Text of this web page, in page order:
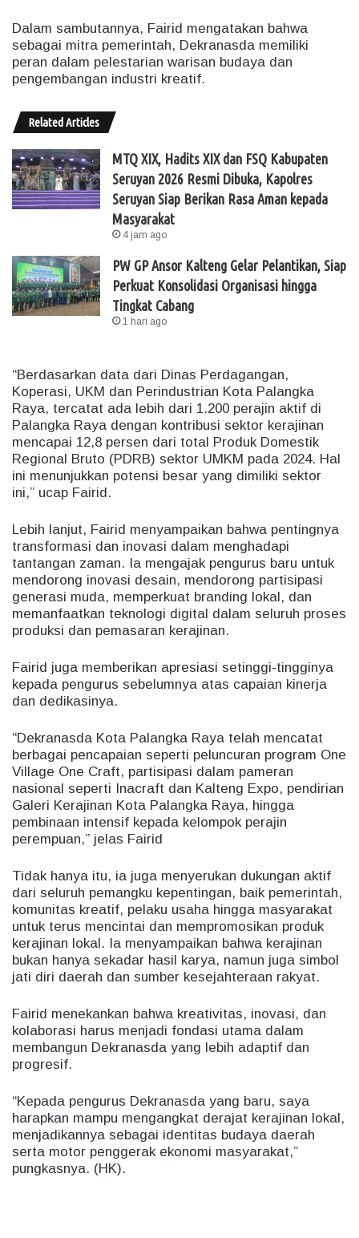
Dalam sambutannya, Fairid mengatakan bahwa
sebagai mitra pemerintah, Dekranasda memiliki
peran dalam pelestarian warisan budaya dan
pengembangan industri kreatif.
Related Articles
MTQ XIX, Hadits XIX dan FSQ Kabupaten
Seruyan 2026 Resmi Dibuka, Kapolres
Seruyan Siap Berikan Rasa Aman kepada
Masyarakat
4 jam ago
PW GP Ansor Kalteng Gelar Pelantikan, Siap
Perkuat Konsolidasi Organisasi hingga
Tingkat Cabang
1 hari ago
“Berdasarkan data dari Dinas Perdagangan,
Koperasi, UKM dan Perindustrian Kota Palangka
Raya, tercatat ada lebih dari 1.200 perajin aktif di
Palangka Raya dengan kontribusi sektor kerajinan
mencapai 12,8 persen dari total Produk Domestik
Regional Bruto (PDRB) sektor UMKM pada 2024. Hal
ini menunjukkan potensi besar yang dimiliki sektor
ini,” ucap Fairid.
Lebih lanjut, Fairid menyampaikan bahwa pentingnya
transformasi dan inovasi dalam menghadapi
tantangan zaman. Ia mengajak pengurus baru untuk
mendorong inovasi desain, mendorong partisipasi
generasi muda, memperkuat branding lokal, dan
memanfaatkan teknologi digital dalam seluruh proses
produksi dan pemasaran kerajinan.
Fairid juga memberikan apresiasi setinggi-tingginya
kepada pengurus sebelumnya atas capaian kinerja
dan dedikasinya.
“Dekranasda Kota Palangka Raya telah mencatat
berbagai pencapaian seperti peluncuran program One
Village One Craft, partisipasi dalam pameran
nasional seperti Inacraft dan Kalteng Expo, pendirian
Galeri Kerajinan Kota Palangka Raya, hingga
pembinaan intensif kepada kelompok perajin
perempuan,” jelas Fairid
Tidak hanya itu, ia juga menyerukan dukungan aktif
dari seluruh pemangku kepentingan, baik pemerintah,
komunitas kreatif, pelaku usaha hingga masyarakat
untuk terus mencintai dan mempromosikan produk
kerajinan lokal. Ia menyampaikan bahwa kerajinan
bukan hanya sekadar hasil karya, namun juga simbol
jati diri daerah dan sumber kesejahteraan rakyat.
Fairid menekankan bahwa kreativitas, inovasi, dan
kolaborasi harus menjadi fondasi utama dalam
membangun Dekranasda yang lebih adaptif dan
progresif.
“Kepada pengurus Dekranasda yang baru, saya
harapkan mampu mengangkat derajat kerajinan lokal,
menjadikannya sebagai identitas budaya daerah
serta motor penggerak ekonomi masyarakat,”
pungkasnya. (HK).